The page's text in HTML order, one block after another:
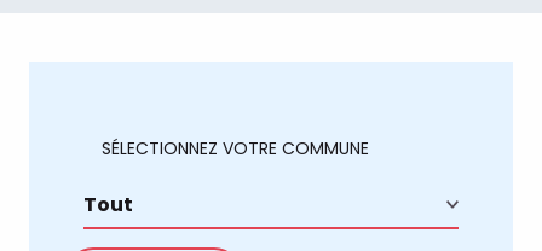
SÉLECTIONNEZ VOTRE COMMUNE